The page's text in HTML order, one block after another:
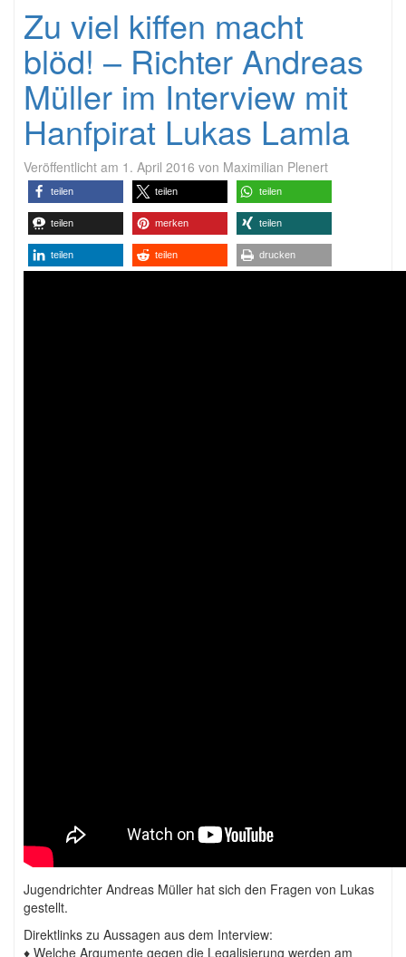
Zu viel kiffen macht
blöd! – Richter Andreas
Müller im Interview mit
Hanfpirat Lukas Lamla
Veröffentlicht am 1. April 2016 von Maximilian Plenert
teilen teilen teilen
teilen merken teilen
teilen teilen drucken
Jugendrichter Andreas Müller hat sich den Fragen von Lukas
gestellt.
Direktlinks zu Aussagen aus dem Interview:
♦ Welche Argumente gegen die Legalisierung werden am